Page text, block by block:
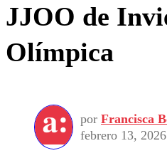
JJOO de
Olímpica
por Francisca
febrero 13, 2026